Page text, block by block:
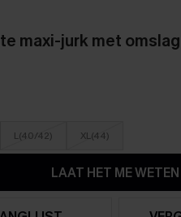
maxi-jurk met omslag
L(40/42) XL(44)
LAAT HET ME WETEN